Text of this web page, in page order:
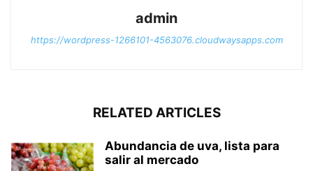
admin
https://wordpress-1266101-4563076.cloudwaysapps.com
RELATED ARTICLES
Abundancia de uva, lista para
salir al mercado